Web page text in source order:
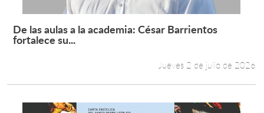
Formación Continua
Funcionarios
Leer más +
De las aulas a la academia: César Barrientos
fortalece su...
Jueves 2 de julio de 2026